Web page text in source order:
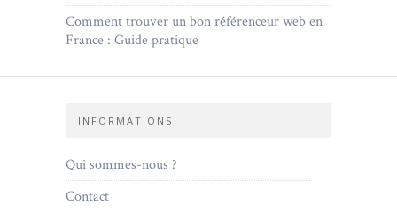
Comment trouver un bon référenceur web en
France : Guide pratique
INFORMATIONS
Qui sommes-nous ?
Contact